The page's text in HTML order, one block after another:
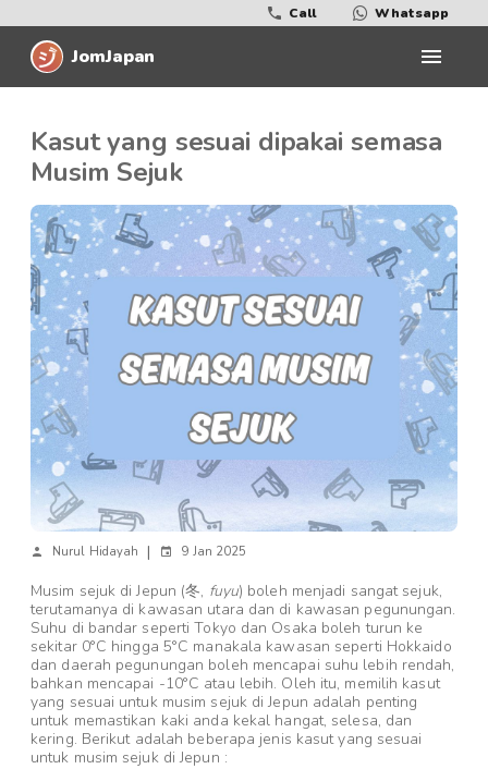
Call Whatsapp
JomJapan
Kasut yang sesuai dipakai semasa
Musim Sejuk
Nurul Hidayah | 9 Jan 2025
Musim sejuk di Jepun (冬, fuyu) boleh menjadi sangat sejuk,
terutamanya di kawasan utara dan di kawasan pegunungan.
Suhu di bandar seperti Tokyo dan Osaka boleh turun ke
sekitar 0°C hingga 5°C manakala kawasan seperti Hokkaido
dan daerah pegunungan boleh mencapai suhu lebih rendah,
bahkan mencapai -10°C atau lebih. Oleh itu, memilih kasut
yang sesuai untuk musim sejuk di Jepun adalah penting
untuk memastikan kaki anda kekal hangat, selesa, dan
kering. Berikut adalah beberapa jenis kasut yang sesuai
untuk musim sejuk di Jepun :